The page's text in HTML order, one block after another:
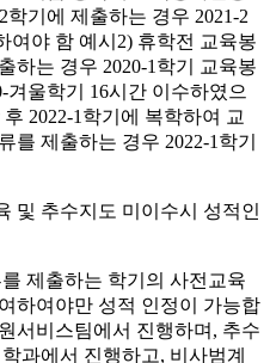
학기에 제출하는 경우 2021-2
여야 함 예시2) 휴학전 교육봉
하는 경우 2020-1학기 교육봉
겨울학기 16시간 이수하였으
2022-1학기에 복학하여 교
를 제출하는 경우 2022-1학기
및 추수지도 미이수시 성적인
제출하는 학기의 사전교육
하여야만 성적 인정이 가능합
서비스팀에서 진행하며, 추수
과에서 진행하고, 비사범계